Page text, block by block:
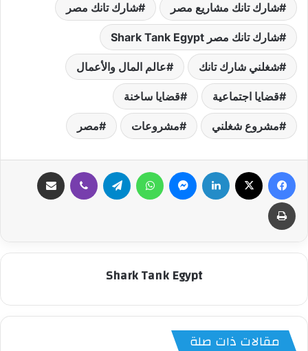
شارك تانك مشاريع مصر شارك تانك مصر
شارك تانك مصر Shark Tank Egypt
شغلني شارك تانك عالم المال والأعمال
قضايا اجتماعية قضايا ساخنة
مشروع شغلني مشروعات مصر
فيسبوك لينكدإن ماسنجر واتساب تيلقرام ڤايبر
طباعة
Shark Tank Egypt
مقالات ذات صلة